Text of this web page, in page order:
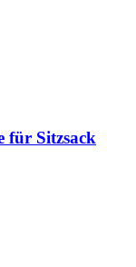
für Sitzsack